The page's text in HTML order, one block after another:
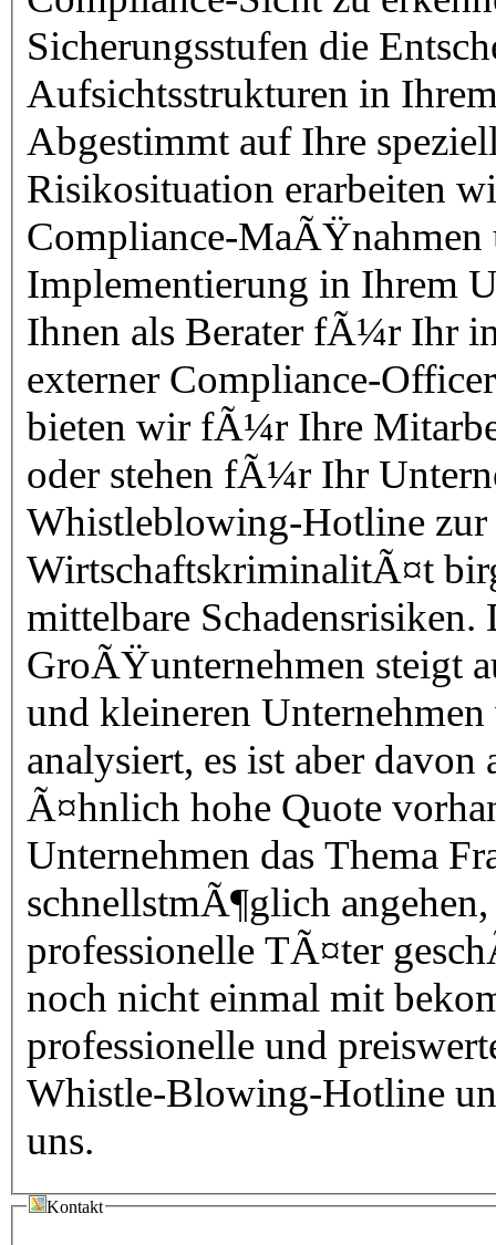
Sicherungsstufen die
Aufsichtsstrukturen in
Abgestimmt auf Ihre
Risikosituation erarbeiten
Compliance-MaÃŸnahmen
Implementierung in Ihrem
Ihnen als Berater fÃ¼r Ihr
externer Compliance-
bieten wir fÃ¼r Ihre
oder stehen fÃ¼r Ihr
Whistleblowing-Hotline zur
WirtschaftskriminalitÃ¤t
mittelbare
GroÃŸunternehmen steigt
und kleineren
analysiert, es ist aber davon
Ã¤hnlich hohe Quote
Unternehmen das Thema
schnellstmÃ¶glich
professionelle TÃ¤ter
noch nicht einmal mit bekommen. Wir
professionelle und
Whistle-Blowing-Hotline
uns.
Kontakt